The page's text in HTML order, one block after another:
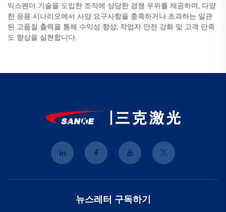
익스펜더 기술을 도입한 조직에 상당한 경쟁 우위를 제공하며, 다양
한 응용 시나리오에서 사양 요구사항을 충족하거나 초과하는 일관
된 고품질 출력을 통해 수익성 향상, 작업자 안전 강화 및 고객 만족
도 향상을 실현합니다.
뉴스레터 구독하기